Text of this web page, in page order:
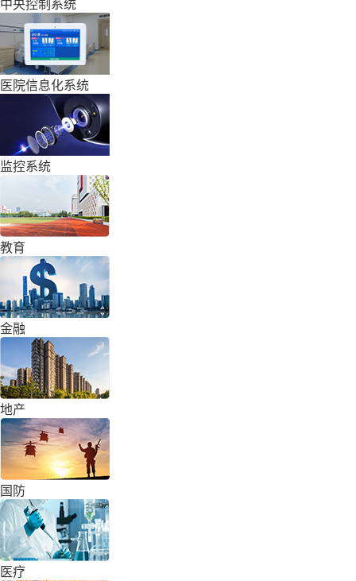
医院信息化系统
监控系统
教育
金融
地产
国防
医疗